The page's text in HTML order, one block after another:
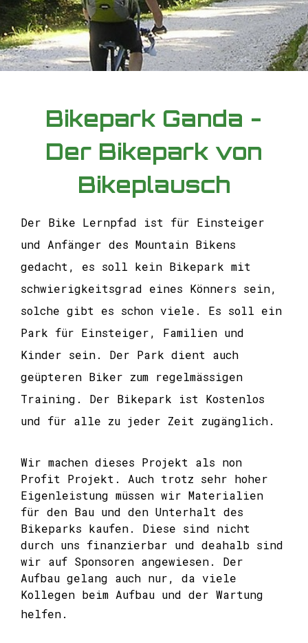
Bikepark Ganda -
Der Bikepark von
Bikeplausch
Der Bike Lernpfad ist für Einsteiger
und Anfänger des Mountain Bikens
gedacht, es soll kein Bikepark mit
schwierigkeitsgrad eines Könners sein,
solche gibt es schon viele. Es soll ein
Park für Einsteiger, Familien und
Kinder sein. Der Park dient auch
geüpteren Biker zum regelmässigen
Training. Der Bikepark ist Kostenlos
und für alle zu jeder Zeit zugänglich.
Wir machen dieses Projekt als non
Profit Projekt. Auch trotz sehr hoher
Eigenleistung müssen wir Materialien
für den Bau und den Unterhalt des
Bikeparks kaufen. Diese sind nicht
durch uns finanzierbar und deahalb sind
wir auf Sponsoren angewiesen. Der
Aufbau gelang auch nur, da viele
Kollegen beim Aufbau und der Wartung
helfen.